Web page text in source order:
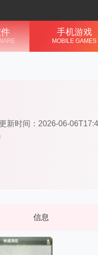
手机游戏
MOBILE GAMES
新时间：2026-06-
信息